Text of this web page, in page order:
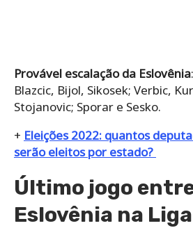
Provável escalação da Eslovênia
Blazcic, Bijol, Sikosek; Verbic,
Stojanovic; Sporar e Sesko.
+ Eleições 2022: quantos
serão eleitos por estado?
Último jogo
Eslovênia na